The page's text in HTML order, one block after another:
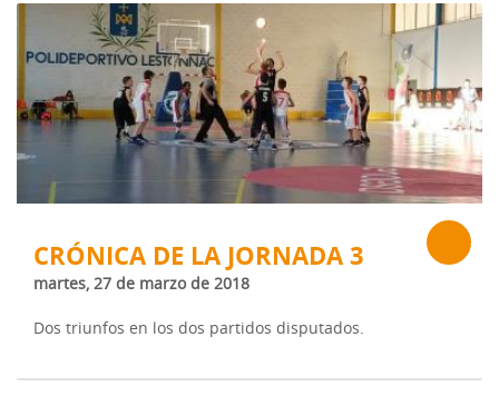
CRÓNICA DE LA JORNADA 3
martes, 27 de marzo de 2018
Dos triunfos en los dos partidos disputados.